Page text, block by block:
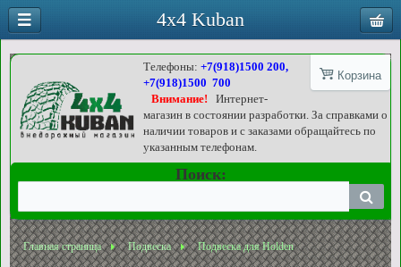
Корзина
Телефоны:+7(918)1500 200,
+7(918)1500 700
Внимание!
Интернет-
магазин в состоянии разработки. За справками о
наличии товаров и с заказами обращайтесь по
указанным телефонам.
Поиск:
Главная страница Подвеска Подвеска для Holden
4x4 Kuban